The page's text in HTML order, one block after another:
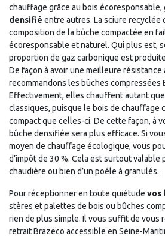
chauffage grâce au bois écoresponsable,
densifié entre autres. La sciure recyclée
composition de la bûche compactée en
écoresponsable et naturel. Qui plus est,
proportion de gaz carbonique est
De façon à avoir une meilleure résistance
recommandons les bûches compressées
Effectivement, elles chauffent autant
classiques, puisque le bois de chauffage
compact que celles-ci. De cette façon, à
bûche densifiée sera plus efficace. Si
moyen de chauffage écologique, vous
d’impôt de 30 %. Cela est surtout valable
chaudière ou bien d’un poêle à granulés.
Pour réceptionner en toute quiétude vos
stères et palettes de bois ou bûches
rien de plus simple. Il vous suffit de vous
retrait Brazeco accessible en Seine-